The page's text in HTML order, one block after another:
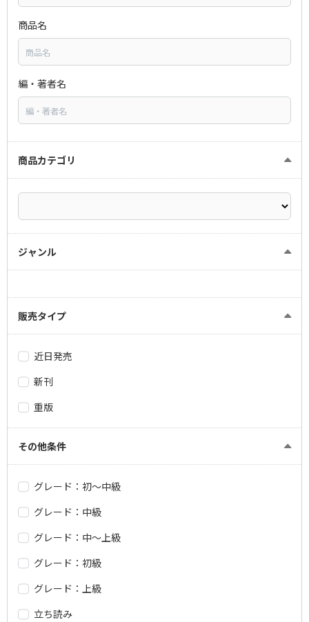
商品名
編・著者名
商品カテゴリ
ジャンル
販売タイプ
近日発売
新刊
重版
その他条件
グレード：初～中級
グレード：中級
グレード：中～上級
グレード：初級
グレード：上級
立ち読み